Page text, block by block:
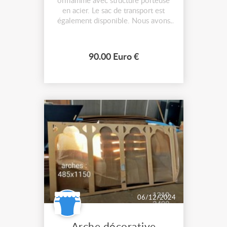
en acier. Le sac de transport est
également disponible. Nous avons
couleurs. Longueur tissus : 3470
Longueur tige : 4370 Nous avons
d'exposition, d'ameublement et du
90.00 Euro €
06/12/2024